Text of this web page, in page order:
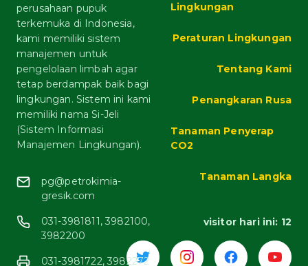
perusahaan pupuk
terkemuka di Indonesia,
kami memiliki sistem
manajemen untuk
pengelolaan limbah agar
tetap berdampak baik bagi
lingkungan. Sistem ini kami
memiliki nama Si-Jeli
(Sistem Informasi
Manajemen Lingkungan).
pg@petrokimia-
gresik.com
031-3981811, 3982100,
3982200
031-3981722, 3982272
Lingkungan
Peraturan Lingkungan
Tentang Kami
Penangkaran Rusa
Tanaman Penyerap
CO2
Tanaman Langka
visitor hari ini: 12